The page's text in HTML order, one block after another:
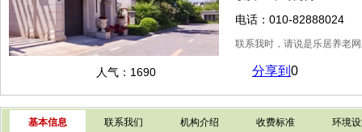
电话：010-82888024
联系我时，请说是乐居养老
人气：1690 分享到 0
基本信息 联系我们 机构介绍 收费标准 环境